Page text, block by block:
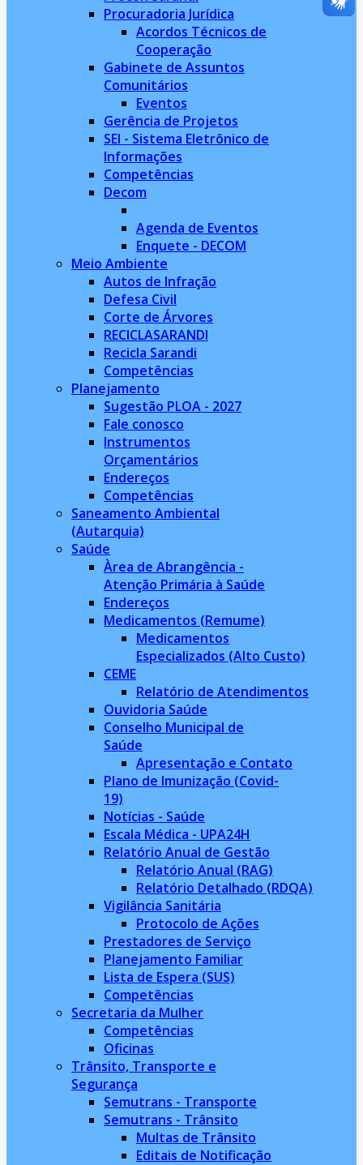
Procuradoria Jurídica
Acordos Técnicos de
Cooperação
Gabinete de Assuntos
Comunitários
Eventos
Gerência de Projetos
SEI - Sistema Eletrônico de
Informações
Competências
Decom
Agenda de Eventos
Enquete - DECOM
Meio Ambiente
Autos de Infração
Defesa Civil
Corte de Árvores
RECICLASARANDI
Recicla Sarandi
Competências
Planejamento
Sugestão PLOA - 2027
Fale conosco
Instrumentos
Orçamentários
Endereços
Competências
Saneamento Ambiental
(Autarquia)
Saúde
Àrea de Abrangência -
Atenção Primária à Saúde
Endereços
Medicamentos (Remume)
Medicamentos
Especializados (Alto Custo)
CEME
Relatório de Atendimentos
Ouvidoria Saúde
Conselho Municipal de
Saúde
Apresentação e Contato
Plano de Imunização (Covid-
19)
Notícias - Saúde
Escala Médica - UPA24H
Relatório Anual de Gestão
Relatório Anual (RAG)
Relatório Detalhado (RDQA)
Vigilância Sanitária
Protocolo de Ações
Prestadores de Serviço
Planejamento Familiar
Lista de Espera (SUS)
Competências
Secretaria da Mulher
Competências
Oficinas
Trânsito, Transporte e
Segurança
Semutrans - Transporte
Semutrans - Trânsito
Multas de Trânsito
Editais de Notificação